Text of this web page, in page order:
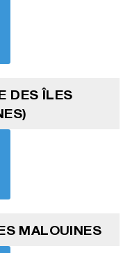
DES ÎLES
MALOUINES